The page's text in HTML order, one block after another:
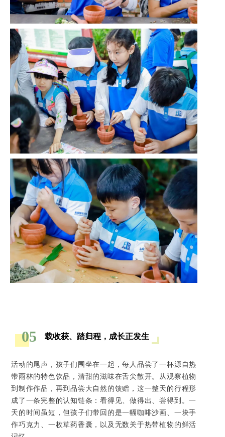
05 载收获、踏归程，成长正发生
活动的尾声，孩子们围坐在一起，每人品尝了一杯源自热
带雨林的特色饮品，清甜的滋味在舌尖散开。从观察植物
到制作作品，再到品尝大自然的馈赠，这一整天的行程形
成了一条完整的认知链条：看得见、做得出、尝得到。一
天的时间虽短，但孩子们带回的是一幅咖啡沙画、一块手
作巧克力、一枚草药香囊，以及无数关于热带植物的鲜活